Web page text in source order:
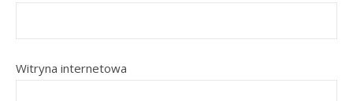
Witryna internetowa